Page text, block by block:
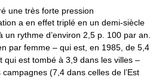
une très forte pression
a en effet triplé en un demi-siècle
un rythme d’environ 2,5 p. 100 par an.
par femme – qui est, en 1985, de 5,4
qui est tombé à 3,9 dans les villes –
(7,4 dans celles de l’Est